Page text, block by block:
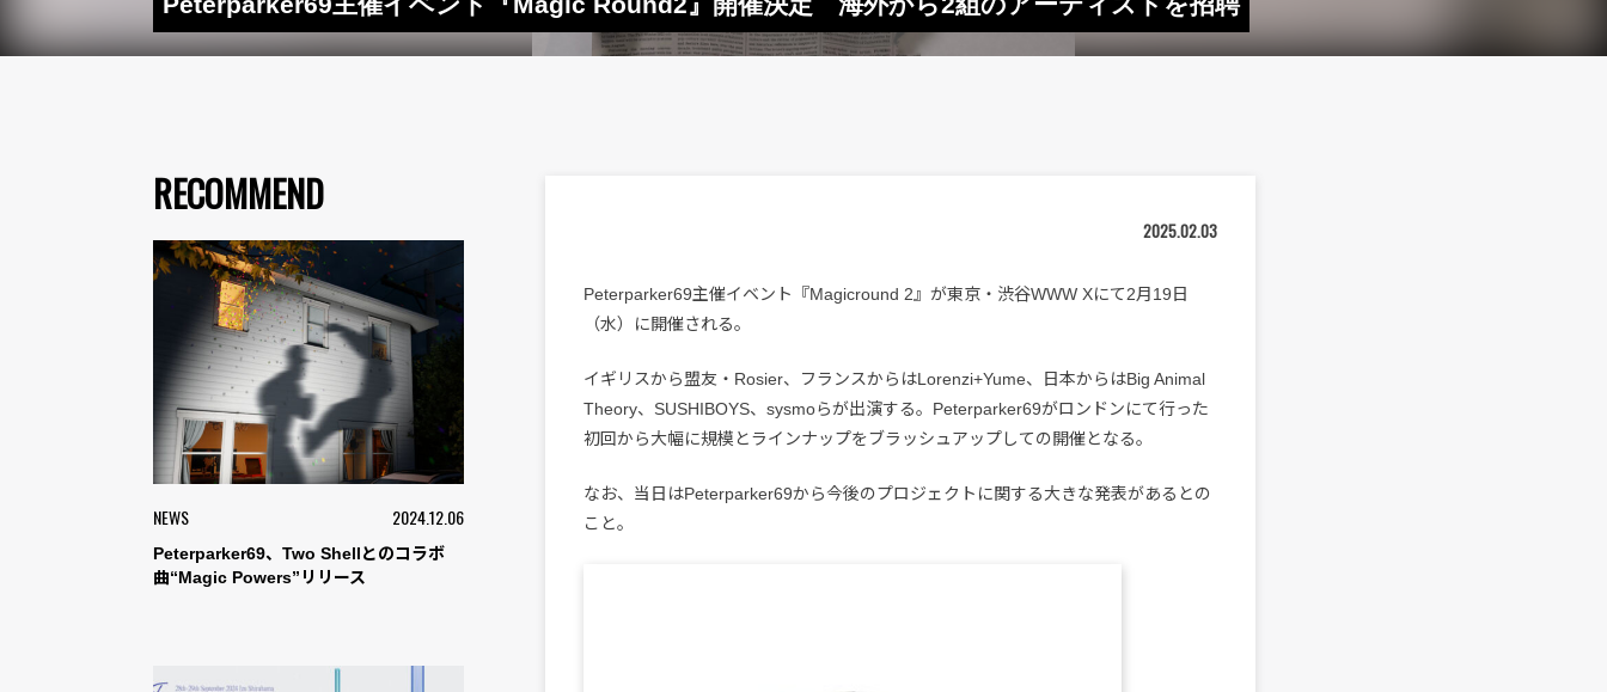
RECOMMEND
NEWS 2024.12.06
Peterparker69、Two Shellとのコラボ
曲“Magic Powers”リリース
2025.02.03
Peterparker69主催イベント『Magicround 2』が東京・渋谷WWW Xにて2月19日
（水）に開催される。
イギリスから盟友・Rosier、フランスからはLorenzi+Yume、日本からはBig Animal
Theory、SUSHIBOYS、sysmoらが出演する。Peterparker69がロンドンにて行った
初回から大幅に規模とラインナップをブラッシュアップしての開催となる。
なお、当日はPeterparker69から今後のプロジェクトに関する大きな発表があるとの
こと。